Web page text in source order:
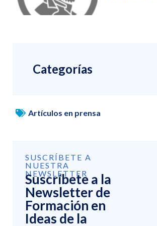
Categorías
Artículos en prensa
SUSCRÍBETE A
NUESTRA
NEWSLETTER
Suscríbete a la
Newsletter de
Formación en
Ideas de la